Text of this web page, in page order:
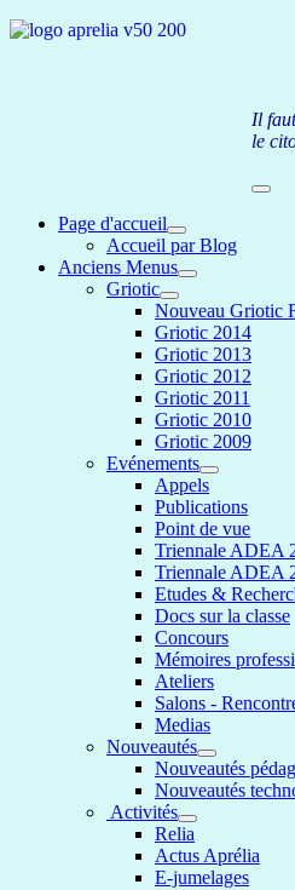
Il
le
Page d'accueil
Accueil par Blog
Anciens Menus
Griotic
Nouveau Griotic
Griotic 2014
Griotic 2013
Griotic 2012
Griotic 2011
Griotic 2010
Griotic 2009
Evénements
Appels
Publications
Point de vue
Triennale ADEA
Triennale ADEA
Etudes &
Docs sur la classe
Concours
Mémoires
Ateliers
Salons -
Medias
Nouveautés
Nouveautés
Nouveautés
Activités
Relia
Actus Aprélia
E-jumelages